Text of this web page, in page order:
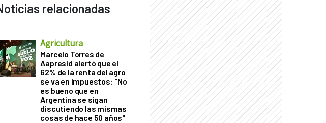
relacionadas
Agricultura
Marcelo Torres de
Aapresid alertó que el
62% de la renta del agro
se va en impuestos: "No
es bueno que en
Argentina se sigan
discutiendo las mismas
cosas de hace 50 años"